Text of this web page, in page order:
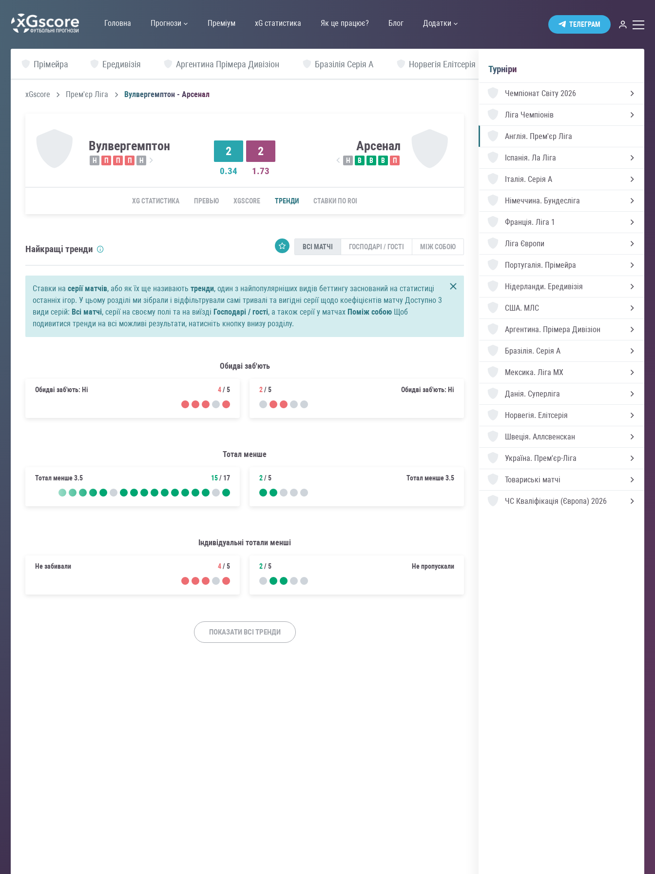
Головна Прогнози Преміум xG статистика Як це працює? Блог Додатки ТЕЛЕГРАМ
Прімейра Ередивізія Аргентина Прімера Дивізіон Бразілія Серія А Норвегія Елітсерія
xGscore Прем'єр Ліга Вулвергемптон - Арсенал
Вулвергемптон
Н П П П Н
2
0.34
2
1.73
Арсенал
Н В В В П
XG СТАТИСТИКА ПРЕВЬЮ XGSCORE ТРЕНДИ СТАВКИ ПО ROI
Найкращі тренди ВСІ МАТЧІ ГОСПОДАРІ / ГОСТІ МІЖ СОБОЮ
Ставки на серії матчів, або як їх ще називають тренди, один з найпопулярніших видів беттингу заснований на статистиці
останніх ігор. У цьому розділі ми зібрали і відфільтрували самі тривалі та вигідні серії щодо коефіцієнтів матчу Доступно 3
види серій: Всі матчі, серії на своєму полі та на виїзді Господарі / гості, а також серії у матчах Поміж собою Щоб
подивитися тренди на всі можливі результати, натисніть кнопку внизу розділу.
Обидві заб'ють
Обидві заб'ють: Ні 4/ 5 Обидві заб'ють: Ні
2/ 5
Тотал менше
Тотал менше 3.5 15/ 17 Тотал менше 3.5
2/ 5
Індивідуальні тотали менші
Не забивали 4/ 5 Не пропускали
2/ 5
ПОКАЗАТИ ВСІ ТРЕНДИ
Турніри
Чемпіонат Світу 2026
Ліга Чемпіонів
Англія. Прем'єр Ліга
Іспанія. Ла Ліга
Італія. Серія А
Німеччина. Бундесліга
Франція. Ліга 1
Ліга Європи
Португалія. Прімейра
Нідерланди. Ередивізія
США. МЛС
Аргентина. Прімера Дивізіон
Бразілія. Серія А
Мексика. Ліга MX
Данія. Суперліга
Норвегія. Елітсерія
Швеція. Аллсвенскан
Україна. Прем'єр-Ліга
Товариські матчі
ЧС Кваліфікація (Європа) 2026